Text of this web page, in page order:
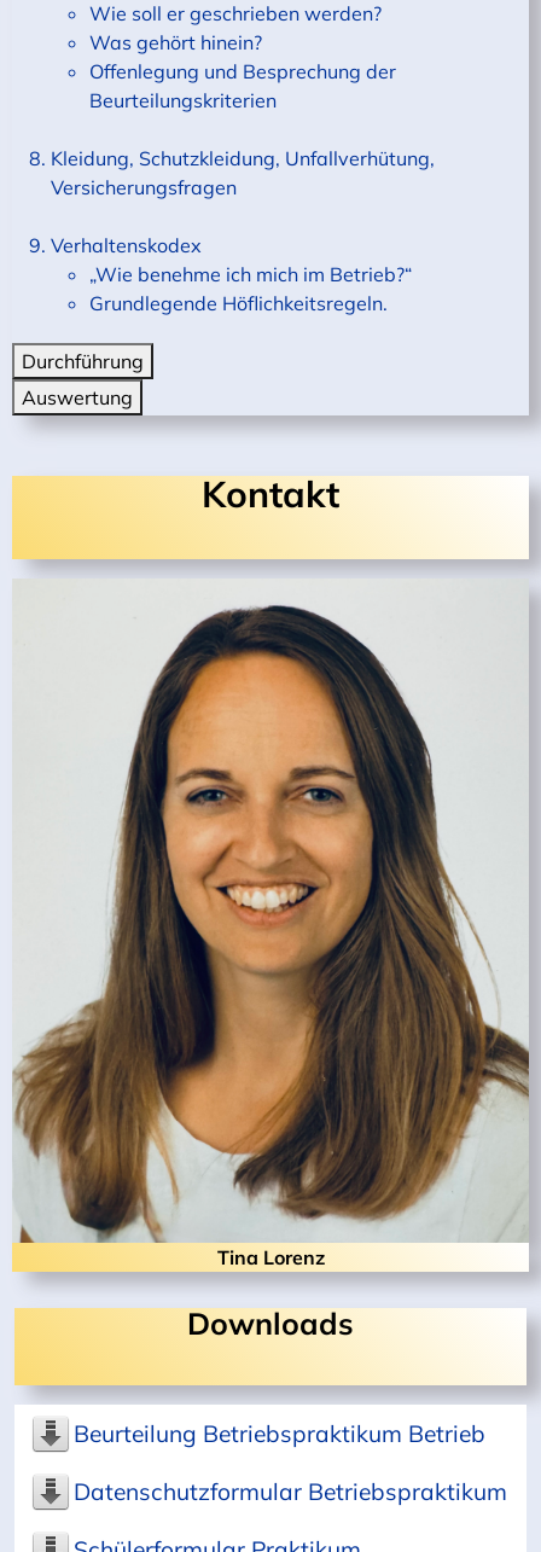
Wie soll er geschrieben werden?
Was gehört hinein?
Offenlegung und Besprechung der
Beurteilungskriterien
Kleidung, Schutzkleidung, Unfallverhütung,
Versicherungsfragen
Verhaltenskodex
„Wie benehme ich mich im Betrieb?“
Grundlegende Höflichkeitsregeln.
Durchführung
Auswertung
Kontakt
Tina Lorenz
Downloads
Beurteilung Betriebspraktikum Betrieb
Datenschutzformular Betriebspraktikum